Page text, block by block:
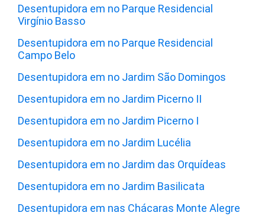
Desentupidora em no Parque Residencial
Virgínio Basso
Desentupidora em no Parque Residencial
Campo Belo
Desentupidora em no Jardim São Domingos
Desentupidora em no Jardim Picerno II
Desentupidora em no Jardim Picerno I
Desentupidora em no Jardim Lucélia
Desentupidora em no Jardim das Orquídeas
Desentupidora em no Jardim Basilicata
Desentupidora em nas Chácaras Monte Alegre